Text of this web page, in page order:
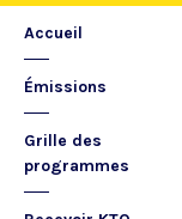
Accueil
Émissions
Grille des
programmes